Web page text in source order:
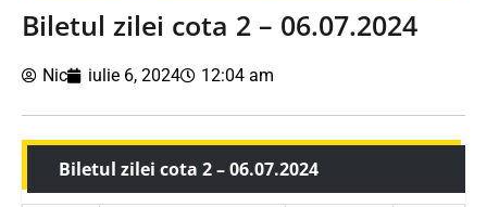
Biletul zilei cota 2 – 06.07.2024
Nic iulie 6, 2024 12:04 am
Biletul zilei cota 2 – 06.07.2024